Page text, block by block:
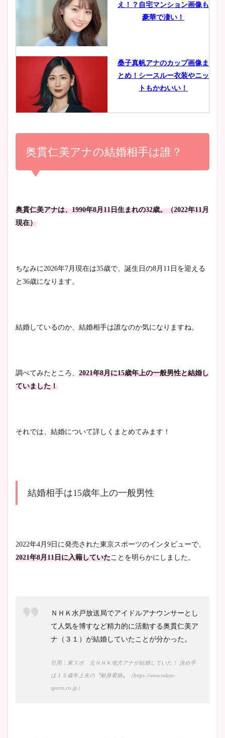
鈴木唯の太ってた時の体重が
ヤバすぎww原因や痩せたダ
豊島実季アナのカップ画像ま
とめ！美脚や水着姿に年齢も
宇賀神メグアナのニット画像
え！？自宅マンション画像も
豪華で凄い！
桑子真帆アナのカップ画像ま
とめ！シースルー衣装やニッ
トもかわいい！
小室瑛莉子のカップ画像まと
め！足が美脚でニット衣装も
かわいい！
清水麻椰アナのかわいい画
肉も凄い！
ヤバすぎww原因や痩せたダ
豊島実季アナのカップ画像ま
宇賀神メグアナのニット画像
池谷実悠アナのメガネ画像が
かわいい！カップや水着姿も
奥貫仁美アナの結婚相手は誰？
奥貫仁美アナは、1990年8月11日生まれの32歳。（2022年11月
現在）
ちなみに2026年7月現在は35歳で、誕生日の8月11日を迎える
と36歳になります。
結婚しているのか、結婚相手は誰なのか気になりますね。
調べてみたところ、 2021年8月に15歳年上の一般男性と結婚し
ていました！
それでは、結婚について詳しくまとめてみます！
結婚相手は15歳年上の一般男性
2022年4月9日に発売された東京スポーツのインタビューで、
2021年8月11日に入籍していたことを明らかにしました。
ＮＨＫ水戸放送局でアイドルアナウンサーとし
て人気を博すなど精力的に活動する奥貫仁美ア
ナ（３１）が結婚していたことが分かった。
引用：東スポ 元ＮＨＫ地方アナが結婚していた！ 決め手
は１５歳年上夫の〝献身看病〟（https://www.tokyo-
sports.co.jp）